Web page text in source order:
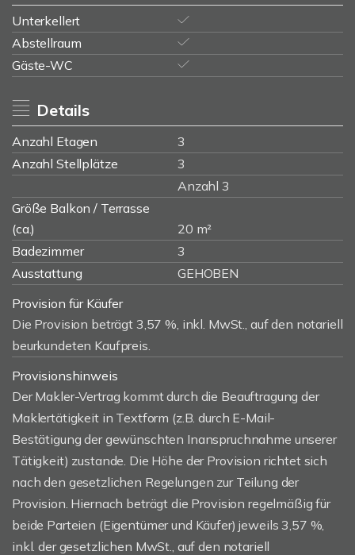
Unterkellert
Abstellraum
Gäste-WC
Details
Anzahl Etagen
3
Anzahl Stellplätze
3
Anzahl 3
Größe Balkon / Terrasse
(ca.)
20 m²
Badezimmer
3
Ausstattung
GEHOBEN
Provision für Käufer
Die Provision beträgt 3,57 %, inkl. MwSt., auf den notariell
beurkundeten Kaufpreis.
Provisionshinweis
Der Makler-Vertrag kommt durch die Beauftragung der
Maklertätigkeit in Textform (z.B. durch E-Mail-
Bestätigung der gewünschten Inanspruchnahme unserer
Tätigkeit) zustande. Die Höhe der Provision richtet sich
nach den gesetzlichen Regelungen zur Teilung der
Provision. Hiernach beträgt die Provision regelmäßig für
beide Parteien (Eigentümer und Käufer) jeweils 3,57 %,
inkl. der gesetzlichen MwSt., auf den notariell